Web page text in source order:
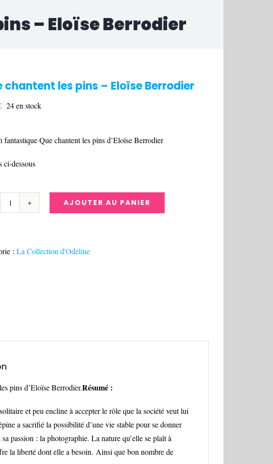
– Eloïse Berrodier
chantent les pins – Eloïse Berrodier
24 en stock
fantastique Que chantent les pins d’Eloïse Berrodier
ci-dessous
quantité
chantent
AJOUTER AU PANIER
: La Collection d'Odeline
pins d’Eloïse Berrodier.Résumé :
et peu encline à accepter le rôle que la société veut lui
a sacrifié la possibilité d’une vie stable pour se donner
sa passion : la photographie. La nature qu’elle se plaît à
la liberté dont elle a besoin. Ainsi que bon nombre de